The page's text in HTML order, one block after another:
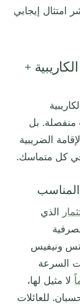
امتثال إيجابي
+
منفصلة. بل
الضريبية
في كل متماسك.
المناسب
الذي
ونيفيس
السرعة
لا مثيل لها،
للعائلات